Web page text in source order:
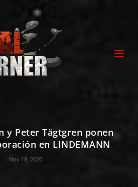
y Peter Tägtgren ponen
en LINDEMANN
Nov 18, 2020